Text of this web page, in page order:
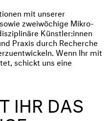
mit unserer
zweiwöchige Mikro-
Künstler:innen
Praxis durch Recherche
Wenn Ihr mit
schickt uns eine
IHR DAS